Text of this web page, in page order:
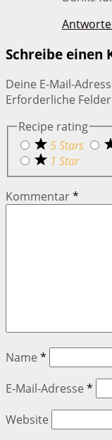
Schreibe einen
Deine E-Mail-
Erforderliche
Recipe rating
5 Stars
1 Star
Kommentar*
Name *
E-Mail-Adresse *
Website